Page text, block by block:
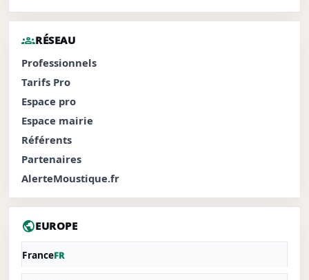
groupsRÉSEAU
Professionnels
Tarifs Pro
Espace pro
Espace mairie
Référents
Partenaires
AlerteMoustique.fr
publicEUROPE
FranceFR